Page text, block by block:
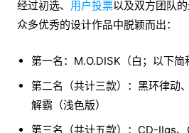
经过初选、 用户投票以及双方团队
众多优秀的设计作品中脱颖而出：
第一名：M.O.DISK（白；以下简
第二名（共计三款）：黑环律动
解霸（浅色版）
第三名（共计五款）：CD-IIgs